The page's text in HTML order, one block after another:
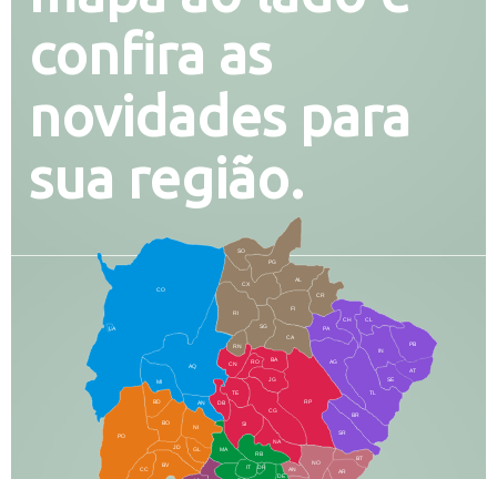
confira as
novidades para
sua região.
CO
AQ
MI
AN
CX
RI
AL
CR
FI
SG
BA
CA
PA
CH CL
PB
SE
TL
AG
BR
SR
BT
AR
RP
RO
JG
CG
SI
NA
RB
MA
IT
DR
BD
BO
NI
JD
PO
BV
CC
DB
TE
IN
NO
RN
CN
GL
AN
DE
AT
PG
SO
LA